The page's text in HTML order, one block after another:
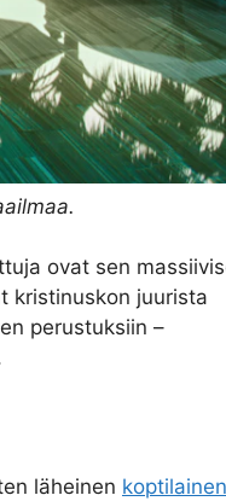
ovat sen
kristinuskon juurista
perustuksiin –
läheinen koptilainen